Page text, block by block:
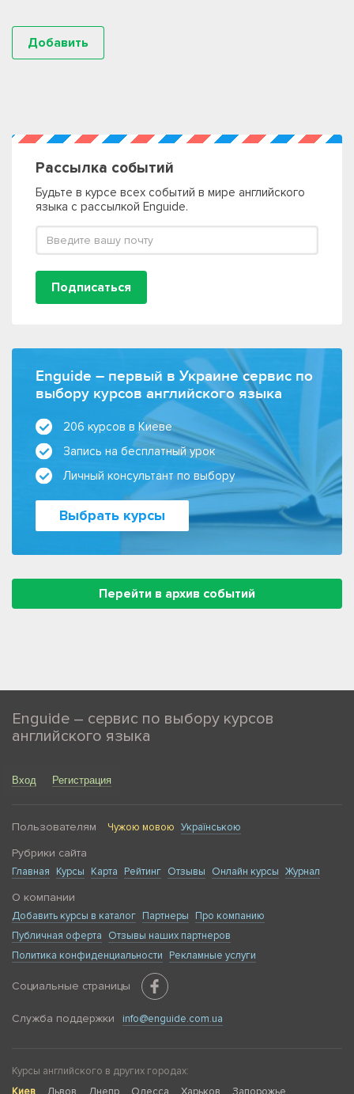
Рассылка событий
Будьте в курсе всех событий в мире английского
языка с рассылкой Enguide.
Подписаться
Enguide – первый в Украине сервис по
выбору курсов английского языка
206 курсов в Киеве
Запись на бесплатный урок
Личный консультант по выбору
Выбрать курсы
Перейти в архив событий
Enguide – сервис по выбору курсов
английского языка
Вход Регистрация
Пользователям Чужою мовою Українською
Рубрики сайта
Главная Курсы Карта Рейтинг Отзывы Онлайн курсы Журнал
О компании
Добавить курсы в каталог Партнеры
Про компанию
Публичная оферта
Отзывы наших партнеров
Политика конфиденциальности
Рекламные услуги
Социальные страницы
Служба поддержки info@enguide.com.ua
Курсы английского в других городах:
Киев
Львов Днепр Одесса Харьков Запорожье